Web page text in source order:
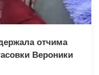
отчима
Вероники